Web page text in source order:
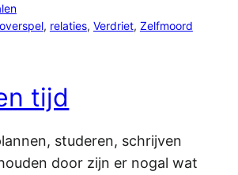
overspel, relaties, Verdriet, Zelfmoord
tijd
studeren, schrijven
door zijn er nogal wat